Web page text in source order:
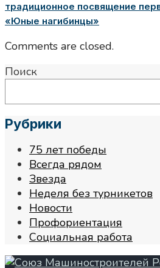
традиционное посвящение
«Юные нагибинцы»
Comments are closed.
Поиск
Рубрики
75 лет победы
Всегда рядом
Звезда
Неделя без турникетов
Новости
Профориентация
Социальная работа